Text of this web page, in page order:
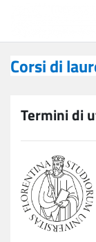
Corsi di
Termini di